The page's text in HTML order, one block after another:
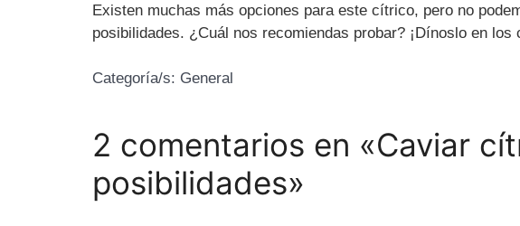
Existen muchas más opciones para este cítrico, pero no
posibilidades. ¿Cuál nos recomiendas probar? ¡Dínoslo en los
Categoría/s: General
2 comentarios en «Caviar
posibilidades»